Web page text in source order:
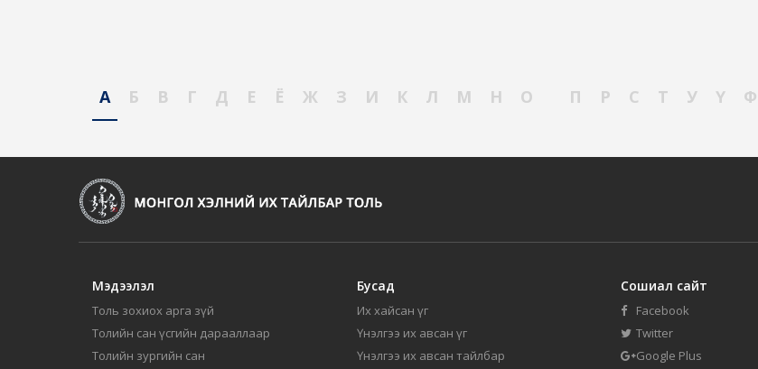
А Б В Г Д Е Ё Ж З И К Л М Н О П Р С Т У Ү Ф
Мэдээлэл
Толь зохиох арга зүй
Толийн сан үсгийн дарааллаар
Толийн зургийн сан
Бусад
Их хайсан үг
Үнэлгээ их авсан үг
Үнэлгээ их авсан тайлбар
Сошиал сайт
Facebook
Twitter
Google Plus